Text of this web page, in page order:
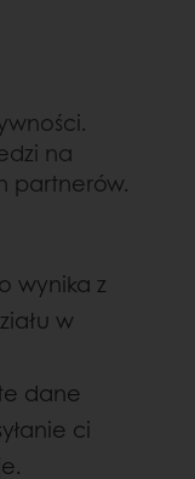
na
partnerów.
wynika z
w
dane
ci